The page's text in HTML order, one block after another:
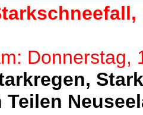
Donnerstag,